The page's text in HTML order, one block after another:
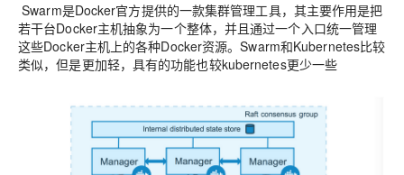
Swarm是Docker官方提供的一款集群管理工具，其主要作用是把
若干台Docker主机抽象为一个整体，并且通过一个入口统一管理
这些Docker主机上的各种Docker资源。Swarm和Kubernetes比较
类似，但是更加轻，具有的功能也较kubernetes更少一些